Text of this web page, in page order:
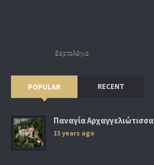
Εορτολόγιο
POPULAR RECENT
Παναγία Αρχαγγελιώτισσα
13 years ago